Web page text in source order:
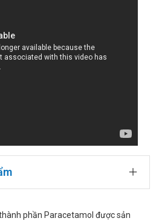
phần Paracetamol được sản